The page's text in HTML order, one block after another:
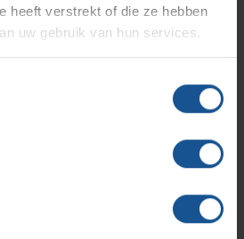
heeft verstrekt of die ze hebben
uw gebruik van hun services.
Ziekenhuizen en klinieken